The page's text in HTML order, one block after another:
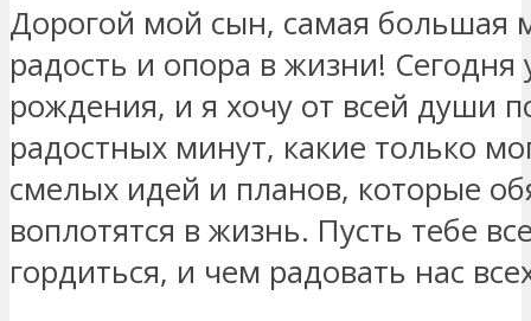
Дорогой мой сын, самая большая
радость и опора в жизни! Сегодня
рождения, и я хочу от всей души
радостных минут, какие только
смелых идей и планов, которые
воплотятся в жизнь. Пусть тебе
гордиться, и чем радовать нас